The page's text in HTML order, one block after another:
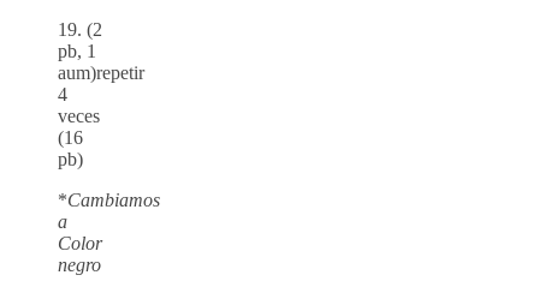
19. (2
pb, 1
aum)repetir
4
veces
(16
pb)
*Cambiamos
a
Color
negro